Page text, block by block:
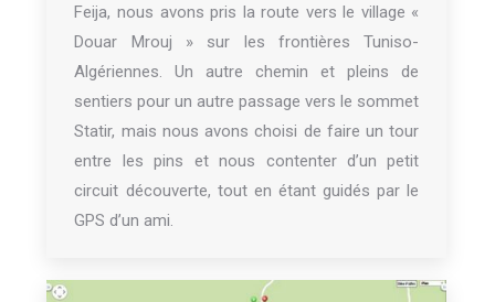
Feija, nous avons pris la route vers le village «
Douar Mrouj » sur les frontières Tuniso-
Algériennes. Un autre chemin et pleins de
sentiers pour un autre passage vers le sommet
Statir, mais nous avons choisi de faire un tour
entre les pins et nous contenter d’un petit
circuit découverte, tout en étant guidés par le
GPS d’un ami.